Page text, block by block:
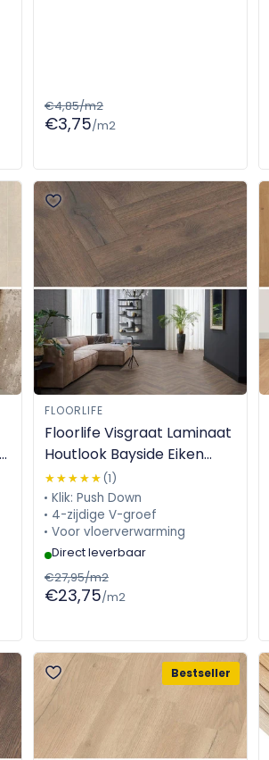
€4,85/m2
€3,75/m2
FLOORLIFE
Floorlife Visgraat Laminaat
Houtlook Bayside Eiken
donker gerookt 3424
(A+B)
★★★★★
★★★★★(1)
Klik: Push Down
4-zijdige V-groef
Voor vloerverwarming
Direct leverbaar
€27,95/m2
€23,75/m2
Bestseller